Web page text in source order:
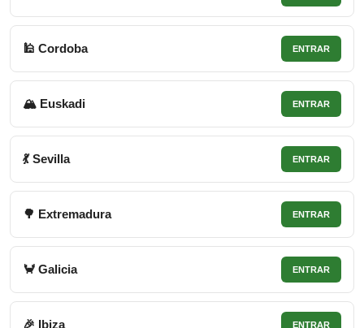
🕌 Cordoba ENTRAR
🏔 Euskadi ENTRAR
💃 Sevilla ENTRAR
🌳 Extremadura ENTRAR
🦀 Galicia ENTRAR
🎉 Ibiza ENTRAR